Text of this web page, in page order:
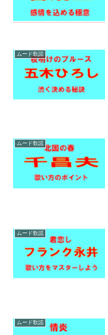
ムード歌謡
ムード歌謡
ムード歌謡
ムード歌謡